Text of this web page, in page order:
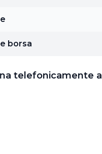
borsa
telefonicamente al